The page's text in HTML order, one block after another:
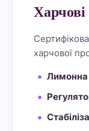
Харчові
харчової
Лимонна